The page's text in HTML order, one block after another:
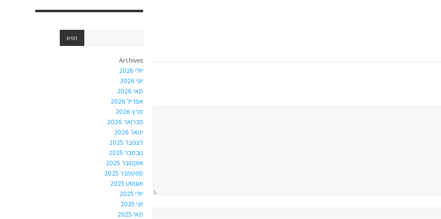
Archives
יולי 2026
יוני 2026
מאי 2026
אפריל 2026
מרץ 2026
פברואר 2026
ינואר 2026
דצמבר 2025
נובמבר 2025
אוקטובר 2025
ספטמבר 2025
אוגוסט 2025
יולי 2025
יוני 2025
מאי 2025